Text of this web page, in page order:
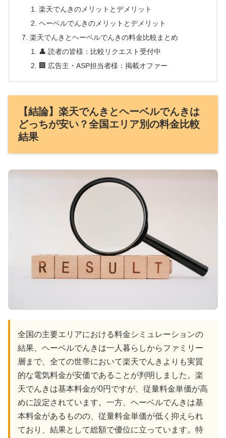
楽天でんきのメリットとデメリット
ヘーベルでんきのメリットとデメリット
楽天でんきとヘーベルでんきの料金比較まとめ
👤 読者の皆様：比較リクエスト受付中
🏢 広告主・ASP担当者様：掲載オファー
【結論】楽天でんきとヘーベルでんきは
どっちが安い？全国エリア別の料金比較
結果
全国の主要エリアにおける料金シミュレーションの
結果、ヘーベルでんきは一人暮らしからファミリー
層まで、全ての世帯において楽天でんきよりも実質
的な電気料金が安価であることが判明しました。楽
天でんきは基本料金が0円ですが、従量料金単価が高
めに設定されています。一方、ヘーベルでんきは基
本料金があるものの、従量料金単価が低く抑えられ
ており、結果として総額で優位に立っています。特